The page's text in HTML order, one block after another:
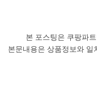
본 포스팅은 쿠팡파
본문내용은 상품정보와